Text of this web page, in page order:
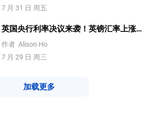
7 月 31 日 周五
英国央行利率决议来袭！英镑汇率上涨
or下跌？
作者 Alison Ho
7 月 29 日 周三
加载更多